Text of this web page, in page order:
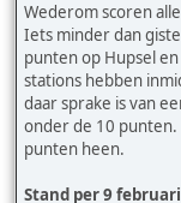
Wederom scoren
Iets minder dan
punten op Hupsel
stations hebben
daar sprake is van
onder de 10 punten.
punten heen.
Stand per 9 februari